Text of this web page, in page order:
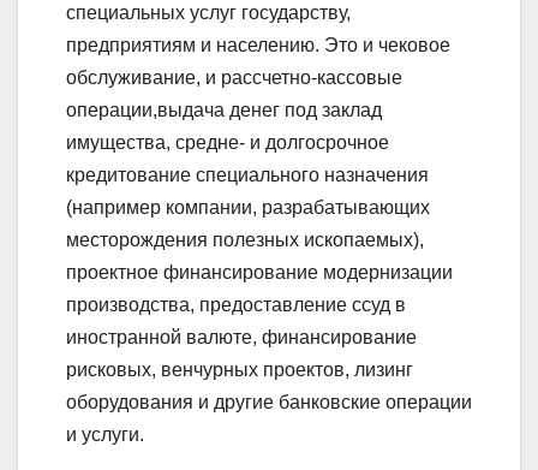
специальных услуг государству,
предприятиям и населению. Это и чековое
обслуживание, и рассчетно-кассовые
операции,выдача денег под заклад
имущества, средне- и долгосрочное
кредитование специального назначения
(например компании, разрабатывающих
месторождения полезных ископаемых),
проектное финансирование модернизации
производства, предоставление ссуд в
иностранной валюте, финансирование
рисковых, венчурных проектов, лизинг
оборудования и другие банковские операции
и услуги.